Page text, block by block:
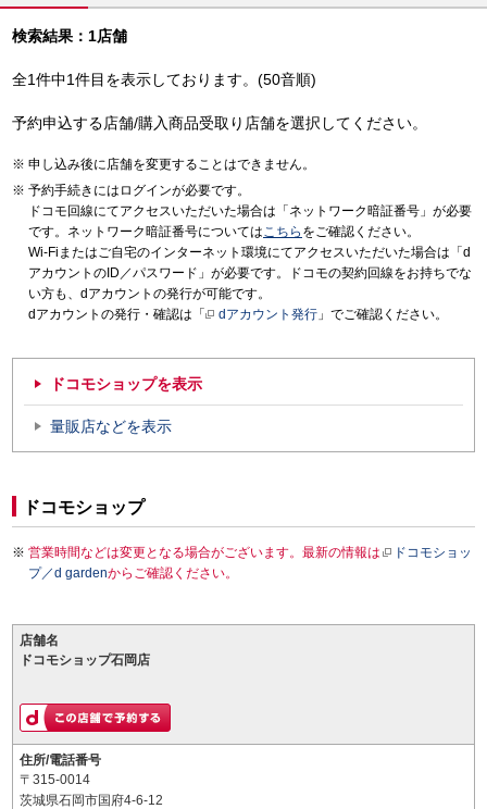
検索結果：1店舗
全1件中1件目を表示しております。(50音順)
予約申込する店舗/購入商品受取り店舗を選択してください。
申し込み後に店舗を変更することはできません。
予約手続きにはログインが必要です。
ドコモ回線にてアクセスいただいた場合は「ネットワーク暗証番号」が必要
です。ネットワーク暗証番号についてはこちら をご確認ください。
Wi-Fiまたはご自宅のインターネット環境にてアクセスいただいた場合は「d
アカウントのID／パスワード」が必要です。ドコモの契約回線をお持ちでな
い方も、dアカウントの発行が可能です。
dアカウントの発行・確認は「
dアカウント発行 」でご確認ください。
ドコモショップを表示
量販店などを表示
ドコモショップ
営業時間などは変更となる場合がございます。最新の情報は
ドコモショッ
プ／d gardenからご確認ください。
店舗名
ドコモショップ石岡店
住所/電話番号
〒315-0014
茨城県石岡市国府4-6-12